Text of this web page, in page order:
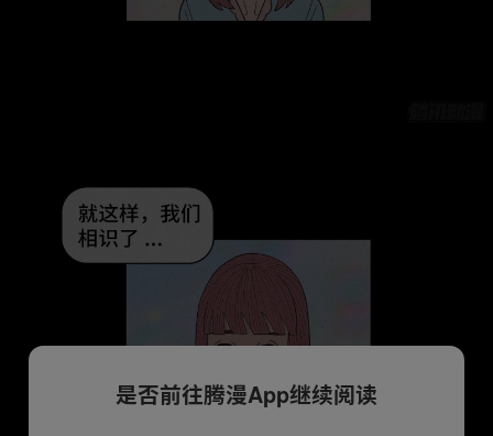
是否前往腾漫App继续阅读